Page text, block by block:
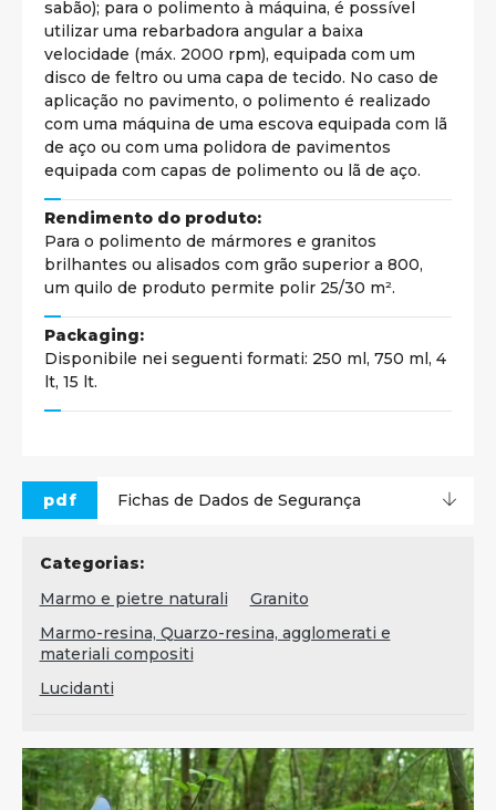
sabão); para o polimento à máquina, é possível
utilizar uma rebarbadora angular a baixa
velocidade (máx. 2000 rpm), equipada com um
disco de feltro ou uma capa de tecido. No caso de
aplicação no pavimento, o polimento é realizado
com uma máquina de uma escova equipada com lã
de aço ou com uma polidora de pavimentos
equipada com capas de polimento ou lã de aço.
Rendimento do produto:
Para o polimento de mármores e granitos
brilhantes ou alisados com grão superior a 800,
um quilo de produto permite polir 25/30 m².
Packaging:
Disponibile nei seguenti formati: 250 ml, 750 ml, 4
lt, 15 lt.
pdf Fichas de Dados de Segurança
Categorias:
Marmo e pietre naturali
Granito
Marmo-resina, Quarzo-resina, agglomerati e
materiali compositi
Lucidanti